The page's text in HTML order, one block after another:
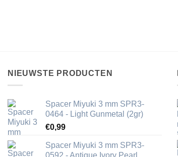
NIEUWSTE PRODUCTEN
Spacer Miyuki 3 mm SPR3-
0464 - Light Gunmetal (2gr)
€0,99
Spacer Miyuki 3 mm SPR3-